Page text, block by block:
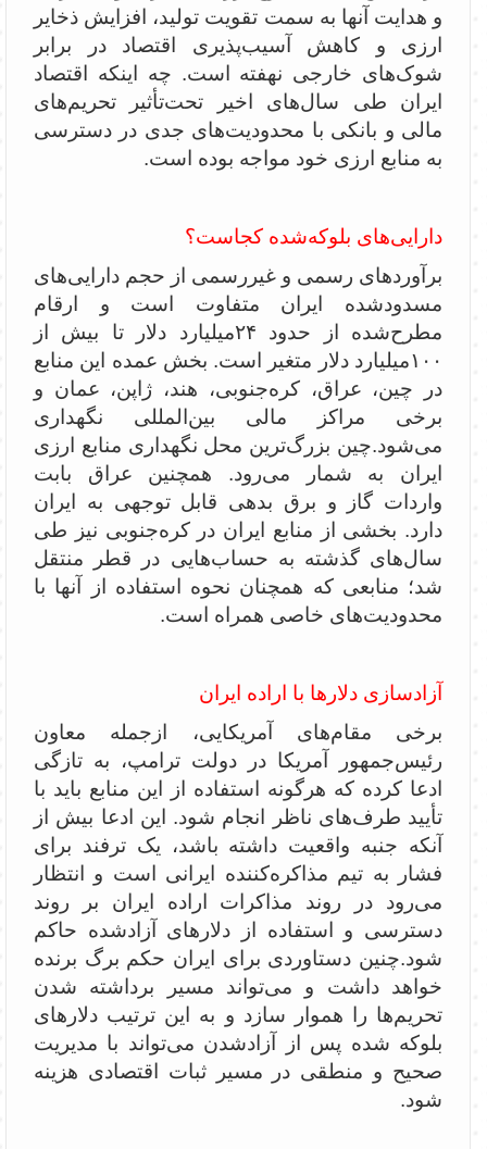
و هدایت آنها به سمت تقویت تولید، افزایش ذخایر
ارزی و کاهش آسیب‌پذیری اقتصاد در برابر
شوک‌های خارجی نهفته است. چه اینکه اقتصاد
ایران طی سال‌های اخیر تحت‌تأثیر تحریم‌های
مالی و بانکی با محدودیت‌های جدی در دسترسی
به منابع ارزی خود مواجه بوده است.
دارایی‌های بلوکه‌شده کجاست؟
برآوردهای رسمی و غیررسمی از حجم دارایی‌های
مسدودشده ایران متفاوت است و ارقام
مطرح‌شده از حدود ۲۴میلیارد دلار تا بیش از
۱۰۰میلیارد دلار متغیر است. بخش عمده این منابع
در چین، عراق، کره‌جنوبی، هند، ژاپن، عمان و
برخی مراکز مالی بین‌المللی نگهداری
می‌شود.‌چین بزرگ‌ترین محل نگهداری منابع ارزی
ایران به شمار می‌رود. همچنین عراق بابت
واردات گاز و برق بدهی قابل توجهی به ایران
دارد. بخشی از منابع ایران در کره‌جنوبی نیز طی
سال‌های گذشته به حساب‌هایی در قطر منتقل
شد؛ منابعی که همچنان نحوه استفاده از آنها با
محدودیت‌های خاصی همراه است.
آزادسازی دلارها با اراده ایران
برخی مقام‌های آمریکایی، ازجمله معاون
رئیس‌جمهور آمریکا در دولت ترامپ، به تازگی
ادعا کرده که هرگونه استفاده از این منابع باید با
تأیید طرف‌های ناظر انجام شود. این ادعا بیش از
آنکه جنبه واقعیت داشته باشد، یک ترفند برای
فشار به تیم مذاکره‌کننده ایرانی است و انتظار
می‌رود در روند مذاکرات اراده ایران بر روند
دسترسی و استفاده از دلارهای آزادشده حاکم
شود.‌چنین دستاوردی برای ایران حکم برگ برنده
خواهد داشت و می‌تواند مسیر برداشته شدن
تحریم‌ها را هموار سازد و به این ترتیب دلارهای
بلوکه شده پس از آزاد‌شدن می‌تواند با مدیریت
صحیح و منطقی در مسیر ثبات اقتصادی هزینه
شود.